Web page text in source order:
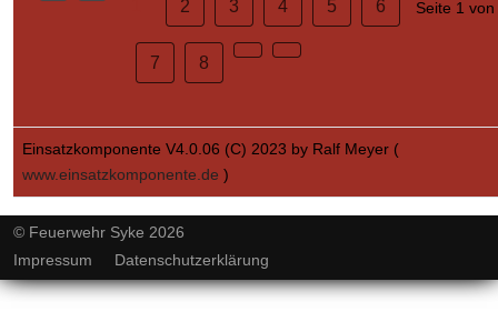
Seite 1 von
2 3 4 5 6
7 8
Einsatzkomponente V4.0.06 (C) 2023 by Ralf Meyer (
www.einsatzkomponente.de )
© Feuerwehr Syke 2026
Impressum
Datenschutzerklärung